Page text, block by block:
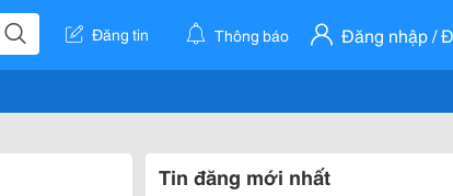
Đăng tin Thông báo Đăng nhập /
Tin đăng mới nhất